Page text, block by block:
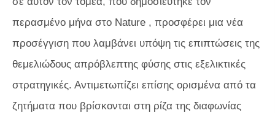
περασμένο μήνα στο Nature , προσφέρει μια νέα
προσέγγιση που λαμβάνει υπόψη τις επιπτώσεις της
θεμελιώδους απρόβλεπτης φύσης στις εξελικτικές
στρατηγικές. Αντιμετωπίζει επίσης ορισμένα από τα
ζητήματα που βρίσκονται στη ρίζα της διαφωνίας